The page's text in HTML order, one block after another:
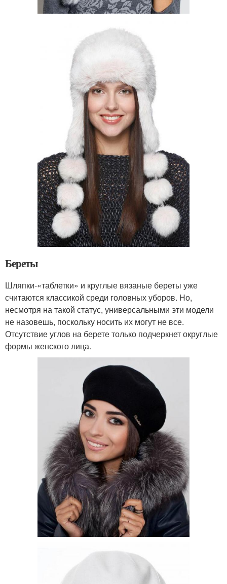
Береты
Шляпки-«таблетки» и круглые вязаные береты уже
считаются классикой среди головных уборов. Но,
несмотря на такой статус, универсальными эти модели
не назовешь, поскольку носить их могут не все.
Отсутствие углов на берете только подчеркнет округлые
формы женского лица.